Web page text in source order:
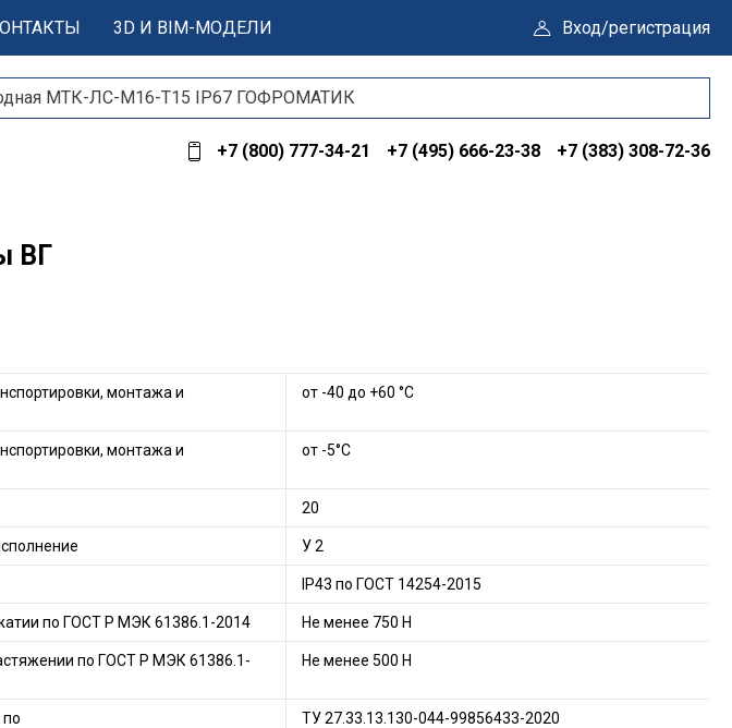
3D И BIM-МОДЕЛИ Вход/регистрация
+7 (800) 777-34-21 +7 (495) 666-23-38 +7 (383) 308-72-36
ВГ
монтажа и
от -40 до +60 °С
монтажа и
от -5°С
20
У 2
IP43 по ГОСТ 14254-2015
по ГОСТ Р МЭК 61386.1-2014 Не менее 750 H
по ГОСТ Р МЭК 61386.1-
Не менее 500 Н
по ТУ 27.33.13.130-044-99856433-2020